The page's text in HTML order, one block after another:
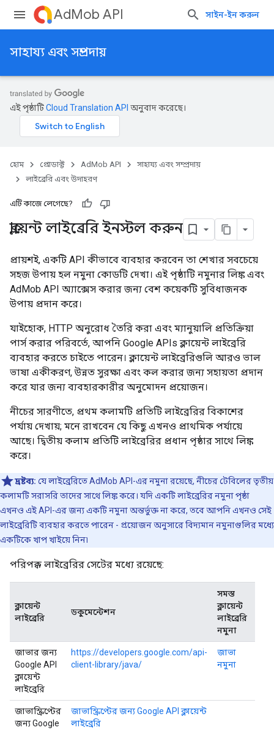
AdMob API সাইন-ইন করুন
সাহায্য এবং সম্প্রদায়
এই পৃষ্ঠাটিCloud Translation API অনুবাদ করেছে।
হোম প্রোডাক্ট AdMob API
সাহায্য এবং সম্প্রদায়
লাইব্রেরি এবং উদাহরণ
এটি কাজে লেগেছে?
ক্লায়েন্ট লাইব্রেরি ইনস্টল করুন
প্রায়শই, একটি API কীভাবে ব্যবহার করবেন তা শেখার সবচেয়ে
সহজ উপায় হল নমুনা কোডটি দেখা। এই পৃষ্ঠাটি নমুনার লিঙ্ক এবং
AdMob API অ্যাক্সেস করার জন্য বেশ কয়েকটি সুবিধাজনক
উপায় প্রদান করে।
যাইহোক, HTTP অনুরোধ তৈরি করা এবং ম্যানুয়ালি প্রতিক্রিয়া
পার্স করার পরিবর্তে, আপনি Google APIs ক্লায়েন্ট লাইব্রেরি
ব্যবহার করতে চাইতে পারেন। ক্লায়েন্ট লাইব্রেরিগুলি আরও ভাল
ভাষা একীকরণ, উন্নত সুরক্ষা এবং কল করার জন্য সহায়তা প্রদান
করে যার জন্য ব্যবহারকারীর অনুমোদন প্রয়োজন।
নীচের সারণীতে, প্রথম কলামটি প্রতিটি লাইব্রেরির বিকাশের
পর্যায় দেখায়; মনে রাখবেন যে কিছু এখনও প্রাথমিক পর্যায়ে
আছে। দ্বিতীয় কলাম প্রতিটি লাইব্রেরির প্রধান পৃষ্ঠার সাথে লিঙ্ক
করে।
দ্রষ্টব্য: যে লাইব্রেরিতে AdMob API-এর নমুনা রয়েছে, নীচের টেবিলের তৃতীয়
কলামটি সরাসরি তাদের সাথে লিঙ্ক করে। যদি একটি লাইব্রেরির নমুনা পৃষ্ঠা
এখনও এই API-এর জন্য একটি নমুনা অন্তর্ভুক্ত না করে, তবে আপনি এখনও সেই
লাইব্রেরিটি ব্যবহার করতে পারেন - প্রয়োজন অনুসারে বিদ্যমান নমুনাগুলির মধ্যে
একটিকে খাপ খাইয়ে নিন৷
পরিপক্ক লাইব্রেরির সেটের মধ্যে রয়েছে:
ক্লায়েন্ট
লাইব্রেরি
ডকুমেন্টেশন
সমস্ত
ক্লায়েন্ট
লাইব্রেরি
নমুনা
জাভার জন্য
Google API
ক্লায়েন্ট
লাইব্রেরি
https://developers.google.com/api-
client-library/java/
জাভা
নমুনা
জাভাস্ক্রিপ্টের
জন্য Google
জাভাস্ক্রিপ্টের জন্য Google API ক্লায়েন্ট
লাইব্রেরি